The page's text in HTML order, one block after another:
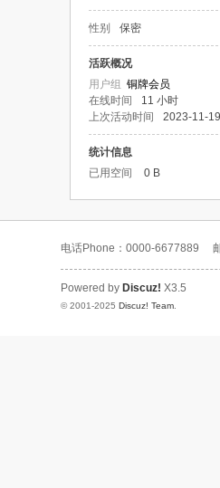
性别 保密
活跃概况
用户组 铜牌会员
在线时间
11 小时
上次活动时间
2023-11-
统计信息
已用空间
0 B
电话Phone：0000-6677889
Powered by Discuz! X3.5
© 2001-2025 Discuz! Team